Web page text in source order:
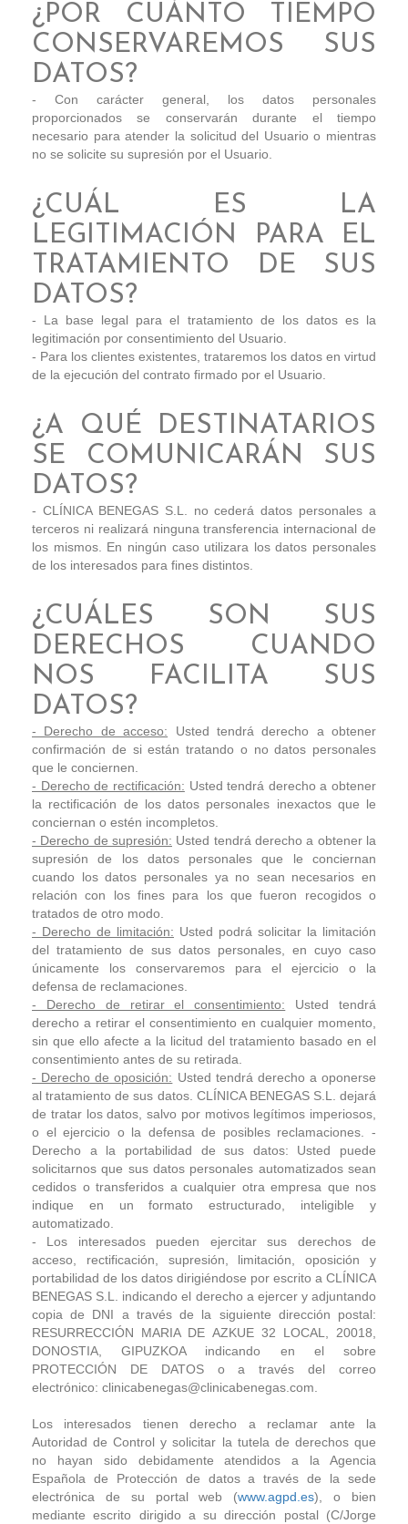
¿POR CUÁNTO TIEMPO
CONSERVAREMOS SUS
DATOS?
- Con carácter general, los datos personales
proporcionados se conservarán durante el tiempo
necesario para atender la solicitud del Usuario o mientras
no se solicite su supresión por el Usuario.
¿CUÁL ES LA
LEGITIMACIÓN PARA EL
TRATAMIENTO DE SUS
DATOS?
- La base legal para el tratamiento de los datos es la
legitimación por consentimiento del Usuario.
- Para los clientes existentes, trataremos los datos en virtud
de la ejecución del contrato firmado por el Usuario.
¿A QUÉ DESTINATARIOS
SE COMUNICARÁN SUS
DATOS?
- CLÍNICA BENEGAS S.L. no cederá datos personales a
terceros ni realizará ninguna transferencia internacional de
los mismos. En ningún caso utilizara los datos personales
de los interesados para fines distintos.
¿CUÁLES SON SUS
DERECHOS CUANDO
NOS FACILITA SUS
DATOS?
- Derecho de acceso: Usted tendrá derecho a obtener
confirmación de si están tratando o no datos personales
que le conciernen.
- Derecho de rectificación: Usted tendrá derecho a obtener
la rectificación de los datos personales inexactos que le
conciernan o estén incompletos.
- Derecho de supresión: Usted tendrá derecho a obtener la
supresión de los datos personales que le conciernan
cuando los datos personales ya no sean necesarios en
relación con los fines para los que fueron recogidos o
tratados de otro modo.
- Derecho de limitación: Usted podrá solicitar la limitación
del tratamiento de sus datos personales, en cuyo caso
únicamente los conservaremos para el ejercicio o la
defensa de reclamaciones.
- Derecho de retirar el consentimiento: Usted tendrá
derecho a retirar el consentimiento en cualquier momento,
sin que ello afecte a la licitud del tratamiento basado en el
consentimiento antes de su retirada.
- Derecho de oposición: Usted tendrá derecho a oponerse
al tratamiento de sus datos. CLÍNICA BENEGAS S.L. dejará
de tratar los datos, salvo por motivos legítimos imperiosos,
o el ejercicio o la defensa de posibles reclamaciones. -
Derecho a la portabilidad de sus datos: Usted puede
solicitarnos que sus datos personales automatizados sean
cedidos o transferidos a cualquier otra empresa que nos
indique en un formato estructurado, inteligible y
automatizado.
- Los interesados pueden ejercitar sus derechos de
acceso, rectificación, supresión, limitación, oposición y
portabilidad de los datos dirigiéndose por escrito a CLÍNICA
BENEGAS S.L. indicando el derecho a ejercer y adjuntando
copia de DNI a través de la siguiente dirección postal:
RESURRECCIÓN MARIA DE AZKUE 32 LOCAL, 20018,
DONOSTIA, GIPUZKOA indicando en el sobre
PROTECCIÓN DE DATOS o a través del correo
electrónico: clinicabenegas@clinicabenegas.com.
Los interesados tienen derecho a reclamar ante la
Autoridad de Control y solicitar la tutela de derechos que
no hayan sido debidamente atendidos a la Agencia
Española de Protección de datos a través de la sede
electrónica de su portal web (www.agpd.es), o bien
mediante escrito dirigido a su dirección postal (C/Jorge